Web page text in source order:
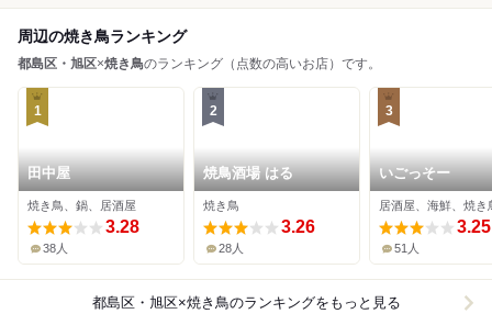
周辺の焼き鳥ランキング
都島区・旭区×焼き鳥のランキング（点数の高いお店）です。
1
田中屋
焼き鳥、鍋、居酒屋
3.28
38人
2
焼鳥酒場 はる
焼き鳥
3.26
28人
3
いごっそー
居酒屋、海鮮、焼き
3.25
51人
都島区・旭区×焼き鳥のランキングをもっと見る